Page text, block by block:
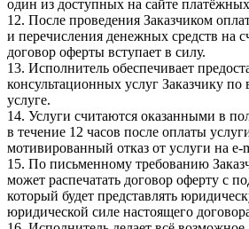
один из доступных на сайте
12. После проведения Заказчиком
и перечисления денежных средств на
договор оферты вступает в силу.
13. Исполнитель обеспечивает
консультационных услуг Заказчику
услуге.
14. Услуги считаются оказанными в
в течение 12 часов после оплаты
мотивированный отказ от услуги на e-
15. По письменному требованию
может распечатать договор оферту с
который будет представлять
юридической силе настоящего